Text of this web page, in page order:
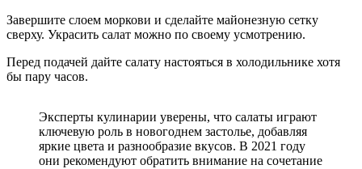
Завершите слоем моркови и сделайте майонезную сетку
сверху. Украсить салат можно по своему усмотрению.
Перед подачей дайте салату настояться в холодильнике хотя
бы пару часов.
Эксперты кулинарии уверены, что салаты играют
ключевую роль в новогоднем застолье, добавляя
яркие цвета и разнообразие вкусов. В 2021 году
они рекомендуют обратить внимание на сочетание